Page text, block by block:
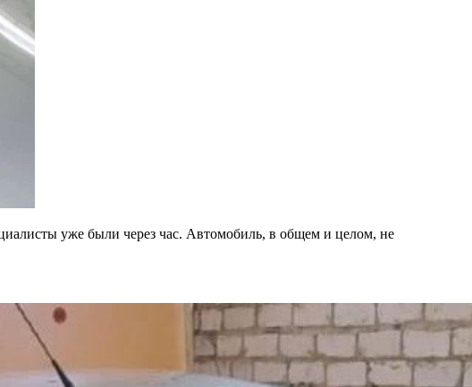
уже были через час. Автомобиль, в общем и целом, не